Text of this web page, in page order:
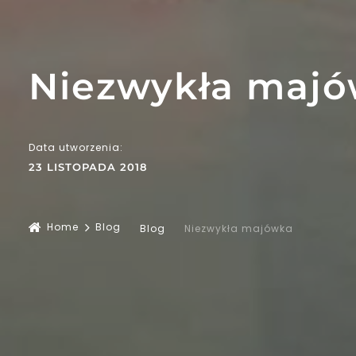
Niezwykła
23 LISTOPADA 2018
Data utworzenia:
Home Blog Blog Niezwykła majówka